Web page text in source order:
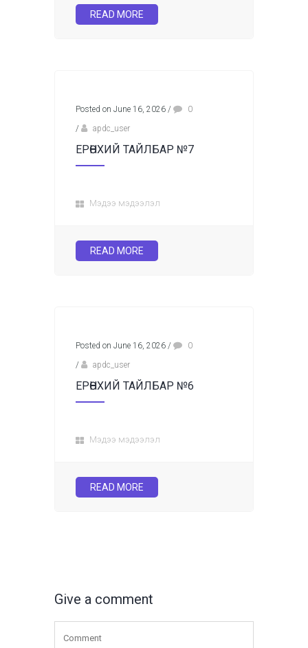
READ MORE
Posted on June 16, 2026 /
0
/
apdc_user
ЕРӨНХИЙ ТАЙЛБАР №7
Мэдээ мэдээлэл
READ MORE
Posted on June 16, 2026 /
0
/
apdc_user
ЕРӨНХИЙ ТАЙЛБАР №6
Мэдээ мэдээлэл
READ MORE
Give a comment